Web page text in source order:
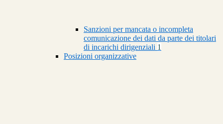
Sanzioni per mancata o incompleta
comunicazione dei dati da parte dei titolari
di incarichi dirigenziali 1
Posizioni organizzative